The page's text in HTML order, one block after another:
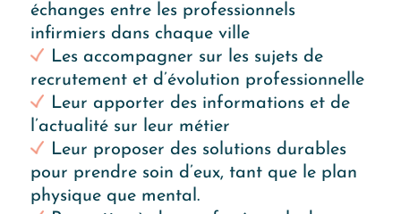
échanges entre les professionnels
infirmiers dans chaque ville
Les accompagner sur les sujets de
recrutement et d’évolution professionnelle
Leur apporter des informations et de
l’actualité sur leur métier
Leur proposer des solutions durables
pour prendre soin d’eux, tant que le plan
physique que mental.